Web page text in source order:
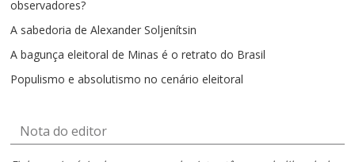
observadores?
A sabedoria de Alexander Soljenítsin
A bagunça eleitoral de Minas é o retrato do Brasil
Populismo e absolutismo no cenário eleitoral
Nota do editor